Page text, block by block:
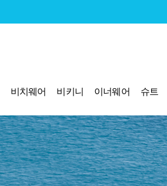
비치웨어 비키니 이너웨어 슈트